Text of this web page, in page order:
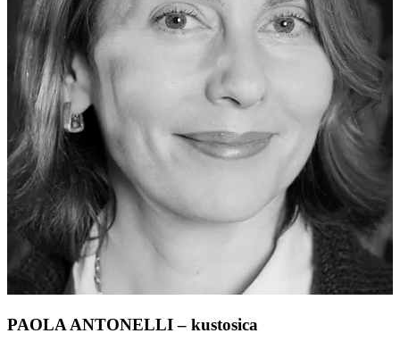
PAOLA ANTONELLI – kustosica